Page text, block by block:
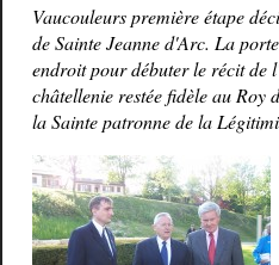
Vaucouleurs première étape
de Sainte Jeanne d'Arc. La
endroit pour débuter le récit de
châtellenie restée fidèle au Roy
la Sainte patronne de la